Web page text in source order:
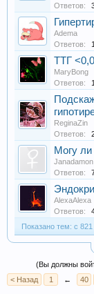
Ответов:
Adema
Ответов:
1
ТТГ
MaryBong
Ответов:
1
ReginaZin
Ответов:
Могу
Janadamon
Ответов:
AlexaAlexa
Ответов:
Показано тем: с 821
(Вы должны
< Назад
1 ← 40